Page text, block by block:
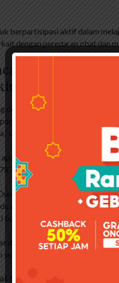
berpartisipasi aktif dalam
dengan peredaran obat dan
Agar Wajah
selalu ingat untuk
produk, pastikan memiliki
ujarnya.
informasi yang
670 dengan mengetikkan
2022: De Jong Cari
alami, gamat (teripang emas)
manfaat untuk
dalam buku kedokteran Cina,
dan mengembalikan
100% Multybeauty Soap